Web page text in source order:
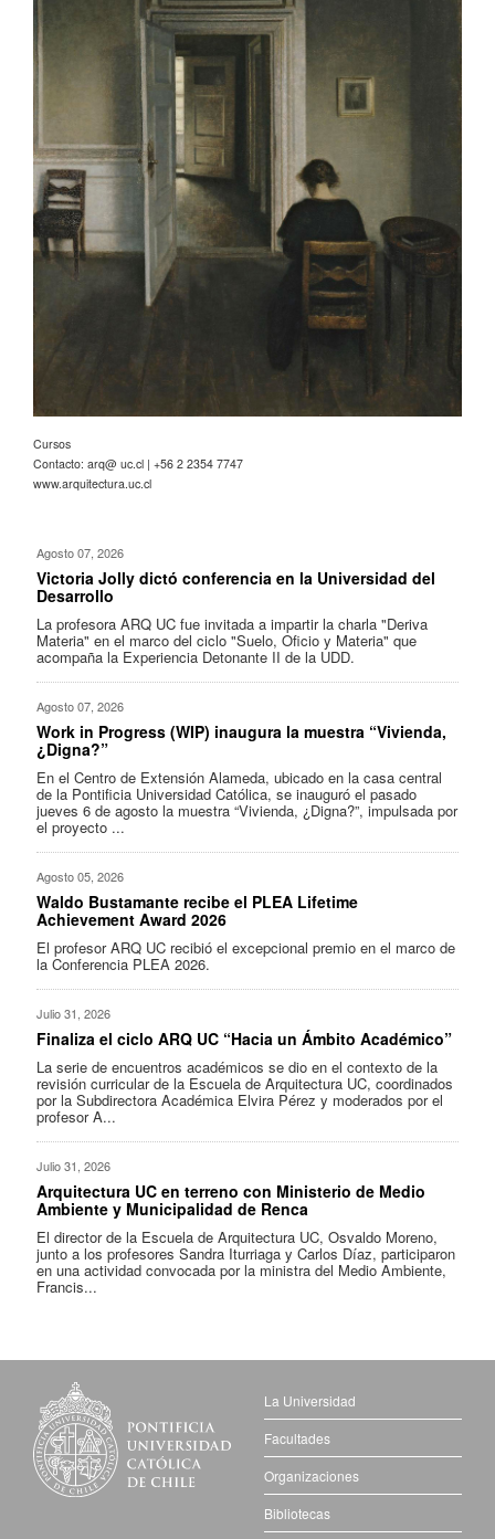
Cursos
Contacto: arq@ uc.cl | +56 2 2354 7747
www.arquitectura.uc.cl
Agosto 07, 2026
Victoria Jolly dictó conferencia en la Universidad del
Desarrollo
La profesora ARQ UC fue invitada a impartir la charla "Deriva
Materia" en el marco del ciclo "Suelo, Oficio y Materia" que
acompaña la Experiencia Detonante II de la UDD.
Agosto 07, 2026
Work in Progress (WIP) inaugura la muestra “Vivienda,
¿Digna?”
En el Centro de Extensión Alameda, ubicado en la casa central
de la Pontificia Universidad Católica, se inauguró el pasado
jueves 6 de agosto la muestra “Vivienda, ¿Digna?”, impulsada por
el proyecto ...
Agosto 05, 2026
Waldo Bustamante recibe el PLEA Lifetime
Achievement Award 2026
El profesor ARQ UC recibió el excepcional premio en el marco de
la Conferencia PLEA 2026.
Julio 31, 2026
Finaliza el ciclo ARQ UC “Hacia un Ámbito Académico”
La serie de encuentros académicos se dio en el contexto de la
revisión curricular de la Escuela de Arquitectura UC, coordinados
por la Subdirectora Académica Elvira Pérez y moderados por el
profesor A...
Julio 31, 2026
Arquitectura UC en terreno con Ministerio de Medio
Ambiente y Municipalidad de Renca
El director de la Escuela de Arquitectura UC, Osvaldo Moreno,
junto a los profesores Sandra Iturriaga y Carlos Díaz, participaron
en una actividad convocada por la ministra del Medio Ambiente,
Francis...
La Universidad
Facultades
Organizaciones
Bibliotecas